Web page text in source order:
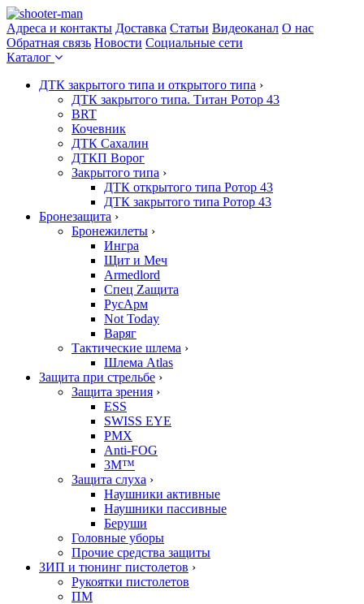
Адреса и контакты Доставка Статьи Видеоканал О нас
Обратная связь Новости Социальные сети
Каталог
ДТК закрытого типа и открытого типа ›
ДТК закрытого типа. Титан Ротор 43
BRT
Кочевник
ДТК Сахалин
ДТКП Ворог
Закрытого типа ›
ДТК открытого типа Ротор 43
ДТК закрытого типа Ротор 43
Бронезащита ›
Бронежилеты ›
Ингра
Щит и Меч
Armedlord
Спец Zащита
РусАрм
Not Today
Варяг
Тактические шлема ›
Шлема Atlas
Защита при стрельбе ›
Защита зрения ›
ESS
SWISS EYE
PMX
Anti-FOG
3M™
Защита слуха ›
Наушники активные
Наушники пассивные
Беруши
Головные уборы
Прочие средства защиты
ЗИП и тюнинг пистолетов ›
Рукоятки пистолетов
ПМ